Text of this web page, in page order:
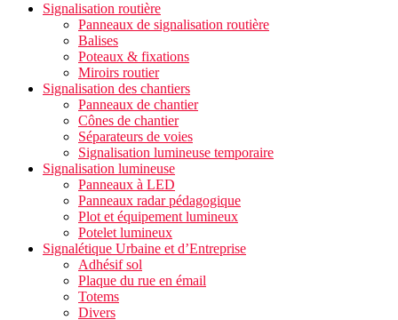
Signalisation routière
Panneaux de signalisation routière
Balises
Poteaux & fixations
Miroirs routier
Signalisation des chantiers
Panneaux de chantier
Cônes de chantier
Séparateurs de voies
Signalisation lumineuse temporaire
Signalisation lumineuse
Panneaux à LED
Panneaux radar pédagogique
Plot et équipement lumineux
Potelet lumineux
Signalétique Urbaine et d’Entreprise
Adhésif sol
Plaque du rue en émail
Totems
Divers